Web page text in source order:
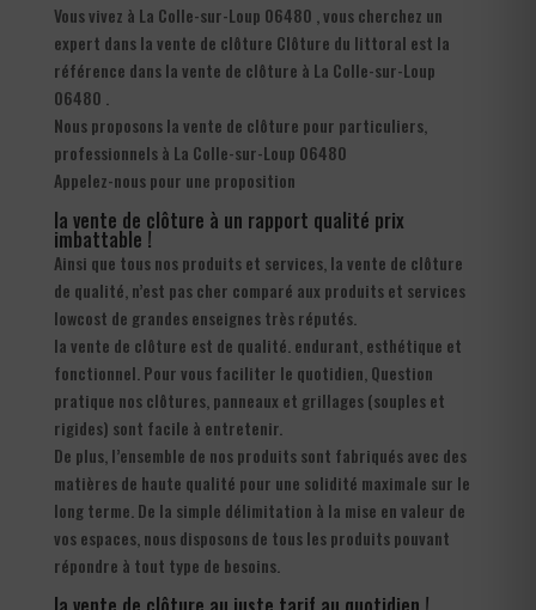
Vous vivez à La Colle-sur-Loup 06480 , vous cherchez un
expert dans la vente de clôture Clôture du littoral est la
référence dans la vente de clôture à La Colle-sur-Loup
06480 .
Nous proposons la vente de clôture pour particuliers,
professionnels à La Colle-sur-Loup 06480
Appelez-nous pour une proposition
la vente de clôture à un rapport qualité prix
imbattable !
Ainsi que tous nos produits et services, la vente de clôture
de qualité, n’est pas cher comparé aux produits et services
lowcost de grandes enseignes très réputés.
la vente de clôture est de qualité. endurant, esthétique et
fonctionnel. Pour vous faciliter le quotidien, Question
pratique nos clôtures, panneaux et grillages (souples et
rigides) sont facile à entretenir.
De plus, l’ensemble de nos produits sont fabriqués avec des
matières de haute qualité pour une solidité maximale sur le
long terme. De la simple délimitation à la mise en valeur de
vos espaces, nous disposons de tous les produits pouvant
répondre à tout type de besoins.